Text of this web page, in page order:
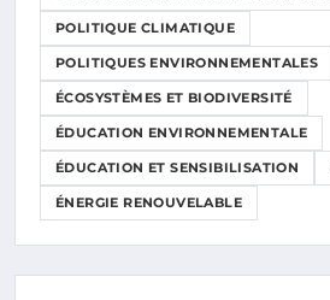
POLITIQUE CLIMATIQUE
POLITIQUES ENVIRONNEMENTALES
ÉCOSYSTÈMES ET BIODIVERSITÉ
ÉDUCATION ENVIRONNEMENTALE
ÉDUCATION ET SENSIBILISATION
ÉNERGIE RENOUVELABLE